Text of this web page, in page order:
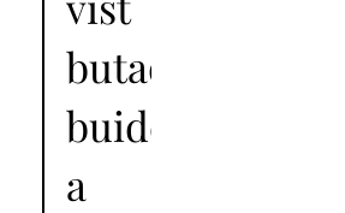
butaques
buides
a